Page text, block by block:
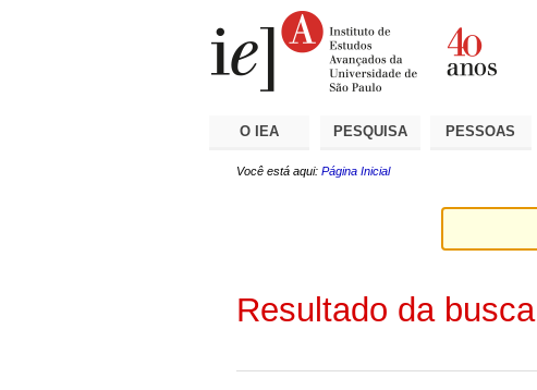
O IEA PESQUISA PESSOAS
Você está aqui: Página Inicial
Resultado da busca